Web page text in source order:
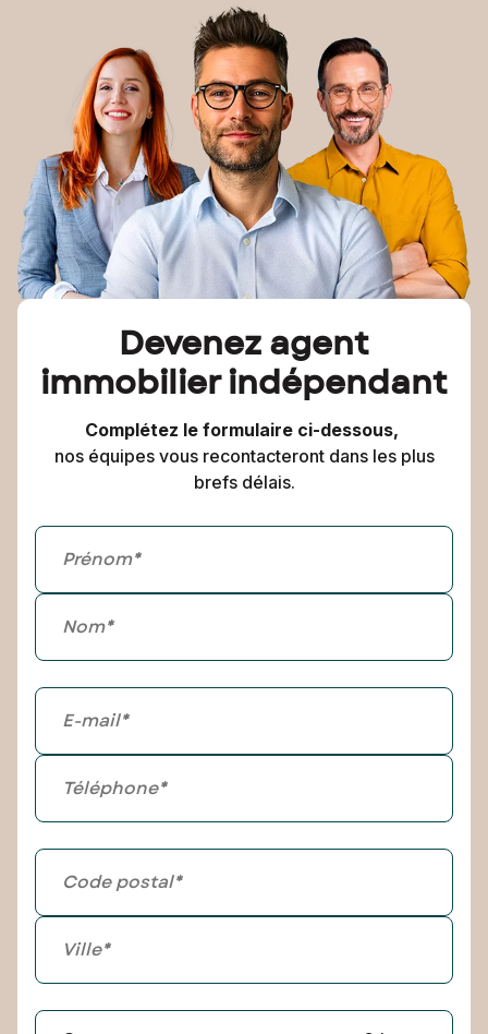
Devenez agent
immobilier indépendant
Complétez le formulaire ci-dessous,
nos équipes vous recontacteront dans les plus
brefs délais.